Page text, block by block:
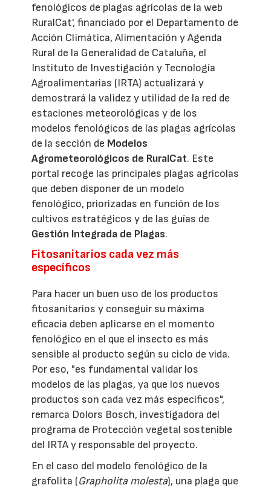
fenológicos de plagas agrícolas de la web
RuralCat', financiado por el Departamento de
Acción Climática, Alimentación y Agenda
Rural de la Generalidad de Cataluña, el
Instituto de Investigación y Tecnología
Agroalimentarias (IRTA) actualizará y
demostrará la validez y utilidad de la red de
estaciones meteorológicas y de los
modelos fenológicos de las plagas agrícolas
de la sección de Modelos
Agrometeorológicos de RuralCat. Este
portal recoge las principales plagas agrícolas
que deben disponer de un modelo
fenológico, priorizadas en función de los
cultivos estratégicos y de las guías de
Gestión Integrada de Plagas.
Fitosanitarios cada vez más
específicos
Para hacer un buen uso de los productos
fitosanitarios y conseguir su máxima
eficacia deben aplicarse en el momento
fenológico en el que el insecto es más
sensible al producto según su ciclo de vida.
Por eso, "es fundamental validar los
modelos de las plagas, ya que los nuevos
productos son cada vez más específicos",
remarca Dolors Bosch, investigadora del
programa de Protección vegetal sostenible
del IRTA y responsable del proyecto.
En el caso del modelo fenológico de la
grafolita (Grapholita molesta), una plaga que